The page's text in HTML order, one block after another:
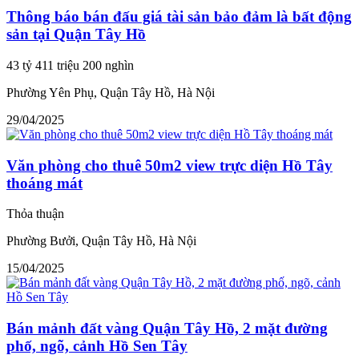
Thông báo bán đấu giá tài sản bảo đảm là bất động
sản tại Quận Tây Hồ
43 tỷ 411 triệu 200 nghìn
Phường Yên Phụ, Quận Tây Hồ, Hà Nội
29/04/2025
Văn phòng cho thuê 50m2 view trực diện Hồ Tây
thoáng mát
Thỏa thuận
Phường Bưởi, Quận Tây Hồ, Hà Nội
15/04/2025
Bán mảnh đất vàng Quận Tây Hồ, 2 mặt đường
phố, ngõ, cảnh Hồ Sen Tây